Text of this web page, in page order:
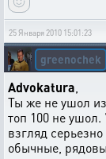
25 Января 2010 15:01:23
greenochek
Advokatura
Ты же не ушол
топ 100 не
взгляд
обычные,